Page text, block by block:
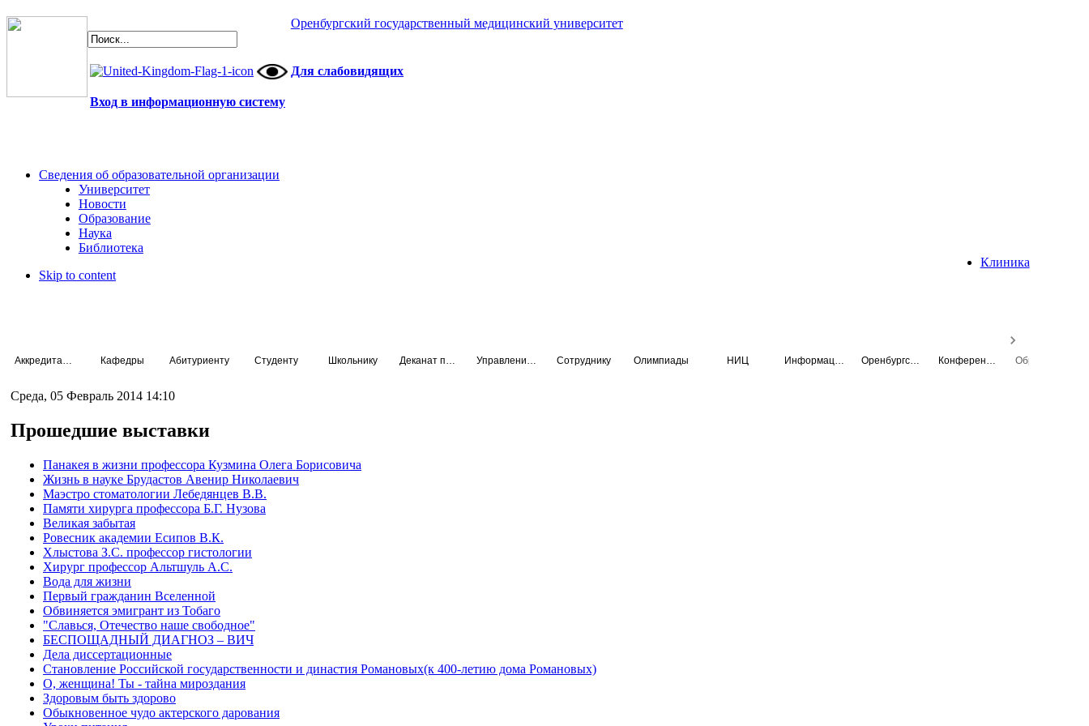
Оренбургский государственный медицинский университет
Для слабовидящих
Вход в информационную систему
Сведения об образовательной организации
Университет
Новости
Образование
Наука
Библиотека
Клиника
Skip to content
Кафедры Абитуриенту Студенту Школьнику Сотруднику Олимпиады НИЦ
Среда, 05 Февраль 2014 14:10
Прошедшие выставки
Панакея в жизни профессора Кузмина Олега Борисовича
Жизнь в науке Брудастов Авенир Николаевич
Маэстро стоматологии Лебедянцев В.В.
Памяти хирурга профессора Б.Г. Нузова
Великая забытая
Ровесник академии Есипов В.К.
Хлыстова З.С. профессор гистологии
Хирург профессор Альтшуль А.С.
Вода для жизни
Первый гражданин Вселенной
Обвиняется эмигрант из Тобаго
"Славься, Отечество наше свободное"
БЕСПОЩАДНЫЙ ДИАГНОЗ – ВИЧ
Дела диссертационные
Становление Российской государственности и династия Романовых(к 400-летию дома Романовых)
О, женщина! Ты - тайна мироздания
Здоровым быть здорово
Обыкновенное чудо актерского дарования